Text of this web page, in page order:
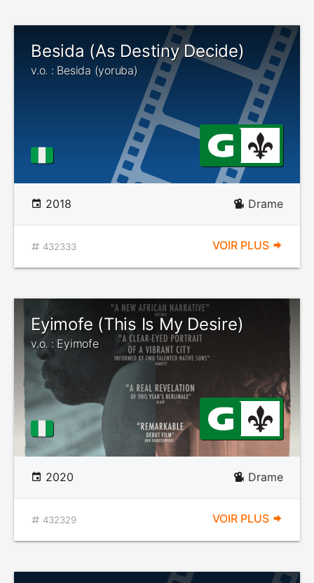
Besida (As Destiny Decide)
v.o. : Besida (yoruba)
2018 Drame
432333 VOIR PLUS
Eyimofe (This Is My Desire)
v.o. : Eyimofe
2020 Drame
432329 VOIR PLUS